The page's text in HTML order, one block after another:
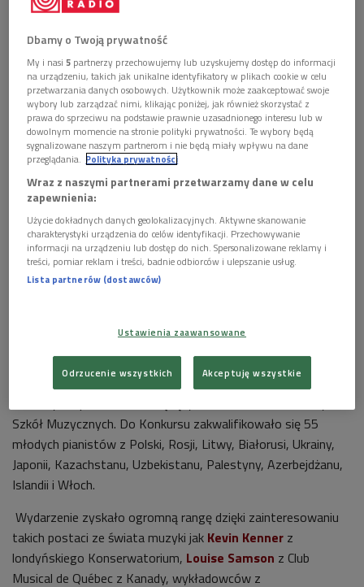
Google News
W dniach 5 - 8 maja w Ośrodku Chopinowskim w
Szafarni spotkają się młodzi pianiści z wielu
zakątków świata, aby zaprezentować swoje
umiejętności przed wybitnym jury.
Ideą19. Międzynarodowego Konkursu Pianistycznego im.
F. Chopina dla Dzieci i Młodzieży, Szafarnia 2011 jest
wspólne przeżywanie muzyki przez młodych pianistów,
wymiana doświadczeń i porozumienie ponad różnicami
kulturowymi, dzięki uniwersalnemu językowi jakim jest
muzyka.
od 6 do 18 lat, swój program prezentują w czterech
kategoriach wiekowych (pierwsza - do lat 10, druga - do lat
13, trzecia - do lat 16, czwarta - do lat 18). Konkurs jest
Szkół Muzycznych. Do Konkursu zakwalifikowało się 55
młodych pianistów z Polski, Rosji, Litwy, Białorusi, Ukrainy,
Japonii, Kazachstanu, Uzbekistanu, Palestyny, Azerbejdżanu,
Islandii i Włoch.
Wydarzenie zyskało ogromną rangę dzięki zainteresowaniu
takich postaci ze świata muzyki jak Kevin Kenner z
londyńskiego Konserwatorium, Louise Samson z Club
Musical de Québec z Kanady, wykładowców z
Dbamy o Twoją prywatność
My i nasi5 partnerzy przechowujemy lub uzyskujemy dostęp do informacji
na urządzeniu, takich jak unikalne identyfikatory w plikach cookie w celu
przetwarzania danych osobowych. Użytkownik może zaakceptować swoje
wybory lub zarządzać nimi, klikając poniżej, jak również skorzystać z
prawa do sprzeciwu na podstawie prawnie uzasadnionego interesu lub w
dowolnym momencie na stronie polityki prywatności. Te wybory będą
sygnalizowane naszym partnerom i nie będą miały wpływu na dane
przeglądania. Polityka prywatności
Wraz z naszymi partnerami przetwarzamy dane w celu
zapewnienia:
Użycie dokładnych danych geolokalizacyjnych. Aktywne skanowanie
charakterystyki urządzenia do celów identyfikacji. Przechowywanie
informacji na urządzeniu lub dostęp do nich. Spersonalizowane reklamy i
treści, pomiar reklam i treści, badnie odbiorców i ulepszanie usług.
Lista partnerów (dostawców)
Ustawienia zaawansowane
Odrzucenie wszystkich Akceptuję wszystkie